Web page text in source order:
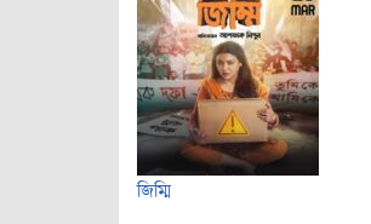
জিম্মি